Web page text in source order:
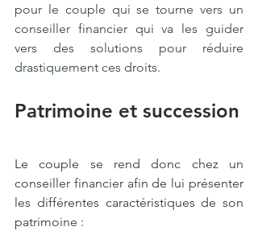
pour le couple qui se tourne vers un
conseiller financier qui va les guider
vers des solutions pour réduire
drastiquement ces droits.
Patrimoine et succession
Le couple se rend donc chez un
conseiller financier afin de lui présenter
les différentes caractéristiques de son
patrimoine :